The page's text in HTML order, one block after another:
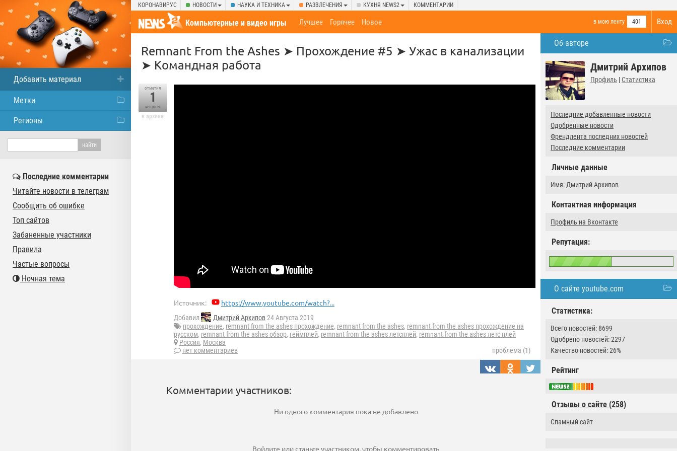
КОРОНАВИРУС НОВОСТИ НАУКА И ТЕХНИКА РАЗВЛЕЧЕНИЯ КУХНЯ NEWS2 КОММЕНТАРИИ
Вход
Компьютерные и видео игры в мою ленту 401
Лучшее Горячее Новое
Об авторе
Дмитрий Архипов
Профиль | Статистика
Последние добавленные новости
Одобренные новости
Френдлента последних новостей
Последние комментарии
Личные данные
Имя: Дмитрий Архипов
Контактная информация
Профиль на Вконтакте
Репутация:
О сайте youtube.com
Статистика:
Всего новостей: 8699
Одобрено новостей: 2297
Качество новостей: 26%
Рейтинг
Отзывы о сайте (258)
Спамный сайт
Remnant From the Ashes ➤ Прохождение #5 ➤ Ужас в канализации
➤ Командная работа
отметил
1
человек
в архиве
Источник: https://www.youtube.com/watch?...
Добавил Дмитрий Архипов24 Августа 2019
прохождение, remnant from the ashes прохождение, remnant from the ashes, remnant from the ashes прохождение на
русском, remnant from the ashes обзор, геймплей, remnant from the ashes летсплей, remnant from the ashes летс плей
Россия, Москва
нет комментариев
проблема (1)
Комментарии участников:
Ни одного комментария пока не добавлено
Войдите илистаньте участником, чтобы комментировать
Добавить материал
Метки
Регионы
Последние комментарии
Читайте новости в телеграм
Сообщить об ошибке
Топ сайтов
Забаненные участники
Правила
Частые вопросы
Ночная тема